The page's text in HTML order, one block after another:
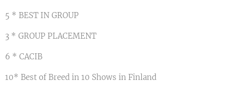
5 * BEST IN GROUP
3 * GROUP PLACEMENT
6 * CACIB
10* Best of Breed in 10 Shows in Finland